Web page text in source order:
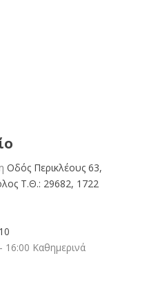
Οδός Περικλέους 63,
Τ.Θ.: 29682, 1722
16:00 Καθημερινά